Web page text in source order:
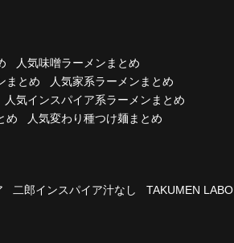
人気味噌ラーメンまとめ
まとめ
人気家系ラーメンまとめ
人気インスパイア系ラーメンまとめ
め 人気変わり種つけ麺まとめ
二郎インスパイア汁なし
TAKUMEN LABO